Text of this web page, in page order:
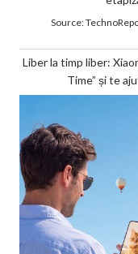
Source:
Liber la timp liber:
Time” și te